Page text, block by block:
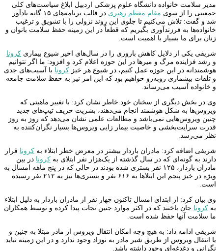
مدیر سلامت خانواده دانشگاه علوم پزشکی اردبیل ابلاغ سیاست‌های کلی
جمعیتی را از سوی مقام معظم رهبری
در قالب برنامه‌های ۱۵ گانه یادآور
شد و گفت: تلاش می‌کنیم تا جلوی این روند نزولی را با تشویق و ترغیب
خانواده‌ها به فرزندآوری بگیریم که قطعاً در این زمینه حفظ سلامت بانوان و
زنان برای ما بسیار با اهمیت است.
شریفی یکی از دلایل کاهش باروری را در سال‌های اخیر شیوع بیماری کرونا
و رشد فزاینده مرگ و میرها در این حوزه اعلام کرد و افزود: ما اگر نتوانیم
هوشمندانه در این حوزه عمل کنیم، در شیوع هر خیز کرونا با آسیب‌های جدی
و تلفات بیشماری روبه‌رو خواهیم بود که این امر نیز به حفظ سلامت جامعه
و خانواده آسیب می‌رساند.
وی در بخش دیگری از سخنان خود خاطر نشان کرد: با تغییر ماهیتی که
ویروس‌ها به شکل هوشمند انجام می‌دهند، بشریت حریف تیپ‌های جدید
چنین ویروس‌هایی نمی‌باشد و مطالعات علمی نشان می‌دهد که روز به روز
قدرت سرایت‌بخشی و خاصیت بیمار زایی ویروس‌ها بسیار نگران‌کننده به
نظر می‌رسد.
شریفی اضافه کرد: مادران باردار بیشتر در معرض خطر ابتلاء به کرونا قرار
دارند به گونه‌ای که در سال گذشته از یک‌هزار نفر ابتلای به کرونا در بین
مادران باردار، ۱۲۵ نفر بستری شده بودند در حالی که در پنج ماهه امسال به
ویژه در خیز پنجم این ابتلاها به ۶۱۶ نفر و بستری‌ها نیز به ۲۱۲ نفر رسیده
است.
وی بیان کرد: از ابتدای امسال تاکنون چهار نفر از مادران باردار به دلیل ابتلاء
به کرونا جان باختند که در اکثر موارد جنین نجات پیدا کرده و توسط همکاران
ما سلامت آنها حفظ شده است.
شریفی ادامه داد: به هیچ وجه امکان انتقال ویروس از مادر مبتلا به جنین و
یا انتقال ویروس از طریق شیر مادر به نوزاد وجود ندارد و در این زمینه نباید
نگرانی و دغدغه‌ای وجود داشته باشد.